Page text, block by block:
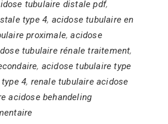
tubulaire distale pdf,
type 4, acidose tubulaire en
proximale,acidose
tubulaire rénale traitement,
, acidose tubulaire type
4, renale tubulaire acidose
acidose behandeling